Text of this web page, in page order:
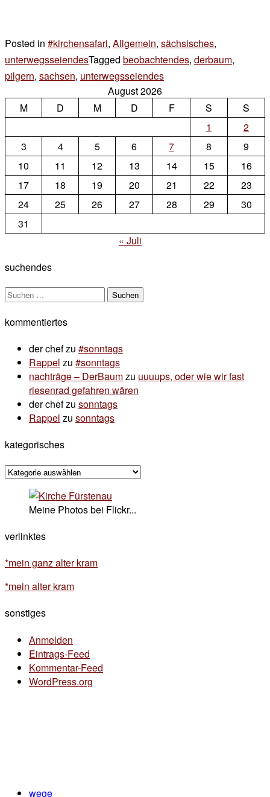
Posted in #kirchensafari, Allgemein, sächsisches,
unterwegsseiendesTagged beobachtendes, derbaum,
pilgern, sachsen, unterwegsseiendes
sonntags
August 2026
M
D M D F S
S
1
2
3
4 5 6 7 8
9
10
11 12 13 14 15
16
17
18 19 20 21 22
23
24
25 26 27 28 29
30
31
« Juli
suchendes
Suchen
kommentiertes
der chefzu #sonntags
Rappel zu #sonntags
nachträge – DerBaumzu uuuups, oder wie wir fast
riesenrad gefahren wären
der chefzu sonntags
Rappel zu sonntags
kategorisches
kategorisches
Meine Photos bei Flickr...
verlinktes
*mein ganz alter kram
*mein alter kram
sonstiges
Anmelden
Eintrags-Feed
Kommentar-Feed
WordPress.org
wege